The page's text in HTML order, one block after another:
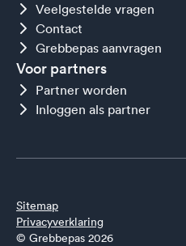
Veelgestelde vragen
Contact
Grebbepas aanvragen
Voor partners
Partner worden
Inloggen als partner
Sitemap
Privacyverklaring
© Grebbepas 2026